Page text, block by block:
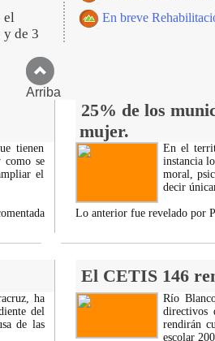
el
de 3
En breve
Arriba
25% de los
mujer.
tienen
como se
el
En el
instancia
moral,
decir
Lo anterior fue revelado por
El CETIS 146
ha
del
de las
Río
directivos
rendirán
escolar